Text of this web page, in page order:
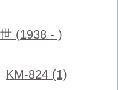
(1938 - )
KM-824 (1)